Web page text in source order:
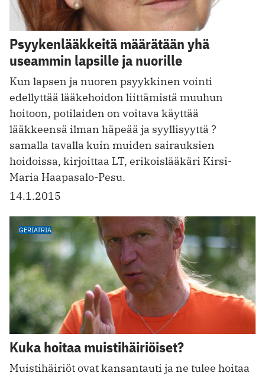
Psyykenlääkkeitä määrätään yhä
useammin lapsille ja nuorille
Kun lapsen ja nuoren psyykkinen vointi
edellyttää lääkehoidon liittämistä muuhun
hoitoon, potilaiden on voitava käyttää
lääkkeensä ilman häpeää ja syyllisyyttä ?
samalla tavalla kuin muiden sairauksien
hoidoissa, kirjoittaa LT, erikoislääkäri Kirsi-
Maria Haapasalo-Pesu.
14.1.2015
GERIATRIA
Kuka hoitaa muistihäiriöiset?
Muistihäiriöt ovat kansantauti ja ne tulee hoitaa